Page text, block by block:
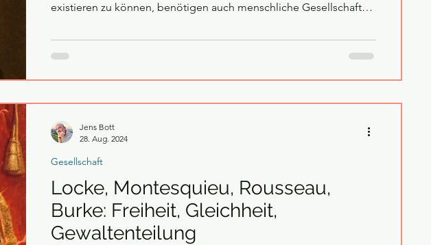
existieren zu können, benötigen auch menschliche Gesellschaften
den offenbaren und verborgenen Strukturen der Macht vor allem
Vertrauen . Grundvertrauen in andere Menschen ist eine
Locke, Montesquieu, Rousseau,
Burke: Freiheit, Gleichheit,
Gewaltenteilung
Gesellschaft
Jens Bott
28. Aug. 2024